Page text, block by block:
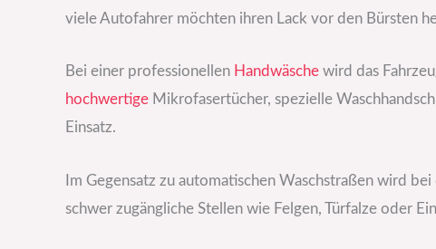
viele Autofahrer möchten ihren Lack vor den Bürsten
Bei einer professionellen Handwäsche wird das
hochwertige Mikrofasertücher, spezielle
Einsatz.
Im Gegensatz zu automatischen Waschstraßen wird bei
schwer zugängliche Stellen wie Felgen, Türfalze oder